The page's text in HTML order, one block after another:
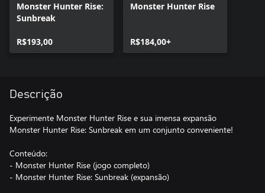
Monster Hunter Rise:
Sunbreak
R$193,00
Monster Hunter Rise
R$184,00+
Descrição
Experimente Monster Hunter Rise e sua imensa expansão
Monster Hunter Rise: Sunbreak em um conjunto conveniente!
Conteúdo:
- Monster Hunter Rise (jogo completo)
- Monster Hunter Rise: Sunbreak (expansão)